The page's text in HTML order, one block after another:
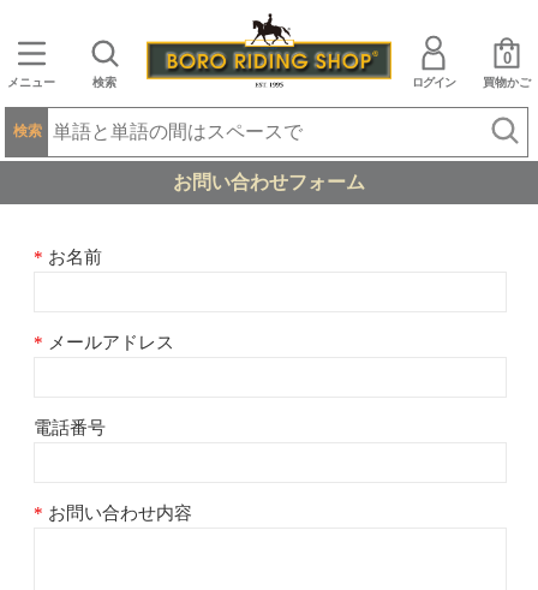
メニュー 検索 ログイン 買物かご
0
検索
お問い合わせフォーム
お名前
メールアドレス
電話番号
お問い合わせ内容